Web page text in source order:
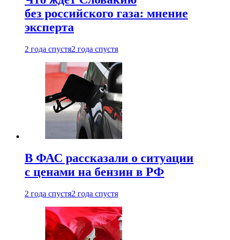
без российского газа: мнение
эксперта
2 года спустя2 года спустя
В ФАС рассказали о ситуации
с ценами на бензин в РФ
2 года спустя2 года спустя